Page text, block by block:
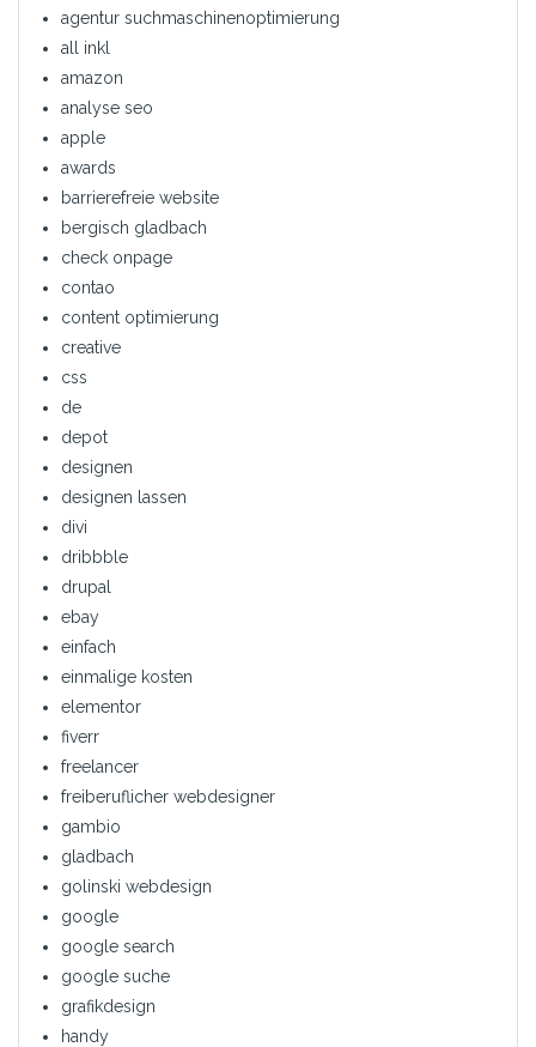
agentur suchmaschinenoptimierung
all inkl
amazon
analyse seo
apple
awards
barrierefreie website
bergisch gladbach
check onpage
contao
content optimierung
creative
css
de
depot
designen
designen lassen
divi
dribbble
drupal
ebay
einfach
einmalige kosten
elementor
fiverr
freelancer
freiberuflicher webdesigner
gambio
gladbach
golinski webdesign
google
google search
google suche
grafikdesign
handy